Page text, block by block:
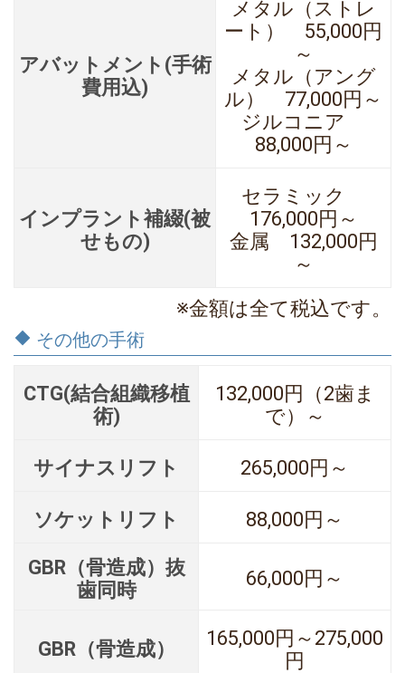
アバットメント(手術
費用込)
メタル（ストレ
ート） 55,000円
～
メタル（アング
ル） 77,000円～
ジルコニア
88,000円～
インプラント補綴(被
せもの)
セラミック
176,000円～
金属 132,000円
～
※金額は全て税込です。
その他の手術
CTG(結合組織移植
術)
132,000円（2歯ま
で）～
サイナスリフト 265,000円～
ソケットリフト 88,000円～
GBR（骨造成）抜
歯同時
66,000円～
GBR（骨造成）
165,000円～275,000
円